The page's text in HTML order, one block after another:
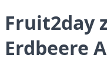
Fruit2day
Erdbeere